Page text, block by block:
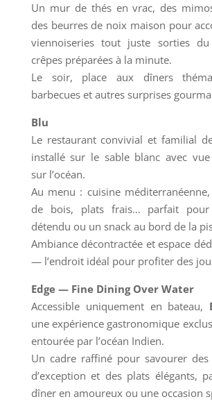
Un mur de thés en vrac, des
des beurres de noix maison pour
viennoiseries tout juste sorties
crêpes préparées à la minute.
Le soir, place aux dîners
barbecues et autres surprises
Blu
Le restaurant convivial et familial
installé sur le sable blanc avec
sur l’océan.
Au menu : cuisine
de bois, plats frais… parfait
détendu ou un snack au bord de la
Ambiance décontractée et espace
— l’endroit idéal pour profiter des
Edge — Fine Dining Over Water
Accessible uniquement en bateau,
une expérience gastronomique
entourée par l’océan Indien.
Un cadre raffiné pour savourer
d’exception et des plats élégants,
dîner en amoureux ou une occasion